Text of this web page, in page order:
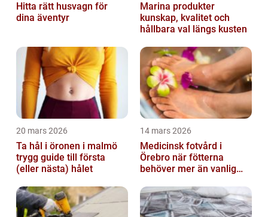
Hitta rätt husvagn för
dina äventyr
Marina produkter
kunskap, kvalitet och
hållbara val längs kusten
20 mars 2026
Ta hål i öronen i malmö
trygg guide till första
(eller nästa) hålet
14 mars 2026
Medicinsk fotvård i
Örebro när fötterna
behöver mer än vanlig